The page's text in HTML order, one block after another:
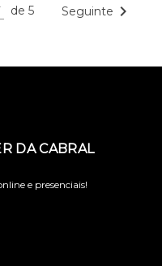
de 5 Seguinte navigate_next
DA CABRAL
e presenciais!